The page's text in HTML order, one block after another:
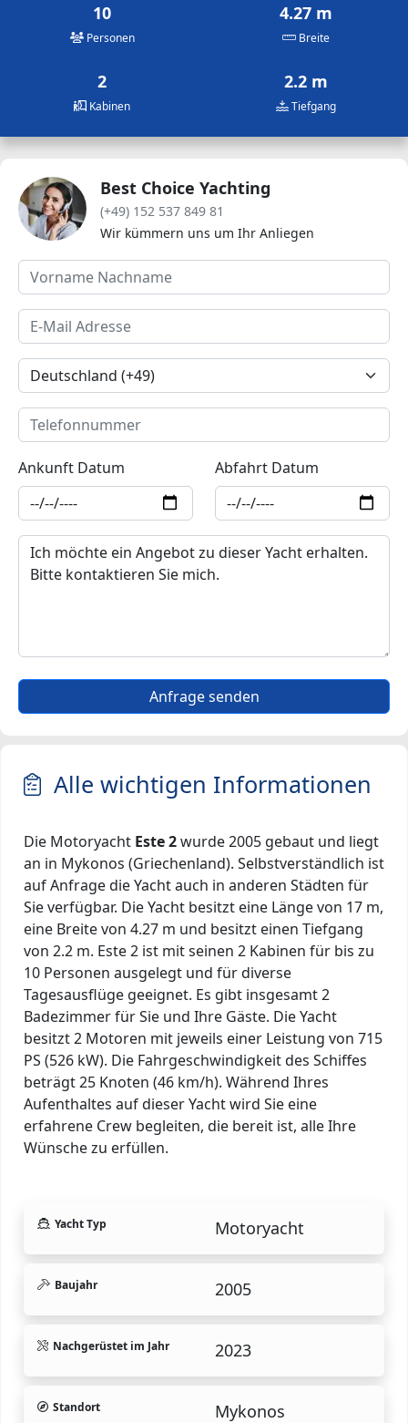
10
Personen
4.27 m
Breite
2
Kabinen
2.2 m
Tiefgang
Best Choice Yachting
(+49) 152 537 849 81
Wir kümmern uns um Ihr Anliegen
Ankunft Datum Abfahrt Datum
Anfrage senden
Alle wichtigen Informationen
Die Motoryacht Este 2wurde 2005 gebaut und liegt
an in Mykonos (Griechenland). Selbstverständlich ist
auf Anfrage die Yacht auch in anderen Städten für
Sie verfügbar. Die Yacht besitzt eine Länge von 17 m,
eine Breite von 4.27 m und besitzt einen Tiefgang
von 2.2 m. Este 2 ist mit seinen 2 Kabinen für bis zu
10 Personen ausgelegt und für diverse
Tagesausflüge geeignet. Es gibt insgesamt 2
Badezimmer für Sie und Ihre Gäste. Die Yacht
besitzt 2 Motoren mit jeweils einer Leistung von 715
PS (526 kW). Die Fahrgeschwindigkeit des Schiffes
beträgt 25 Knoten (46 km/h). Während Ihres
Aufenthaltes auf dieser Yacht wird Sie eine
erfahrene Crew begleiten, die bereit ist, alle Ihre
Wünsche zu erfüllen.
Yacht Typ Motoryacht
Baujahr 2005
Nachgerüstet im Jahr 2023
Standort
Mykonos